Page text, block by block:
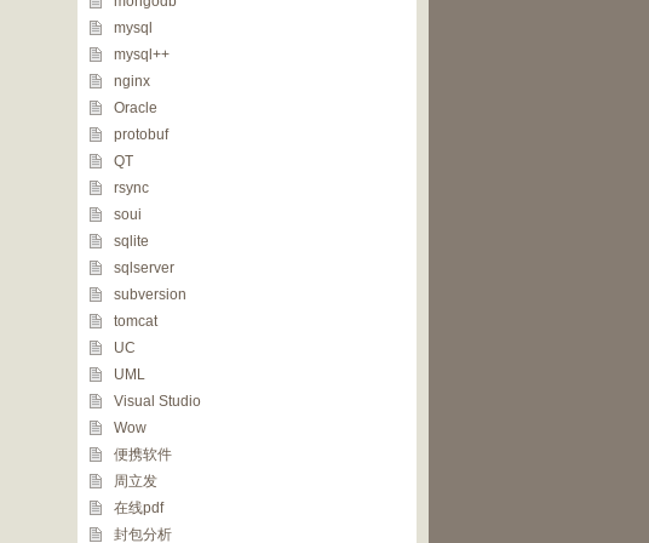
mysql
mysql++
nginx
Oracle
protobuf
QT
rsync
soui
sqlite
sqlserver
subversion
tomcat
UC
UML
Visual Studio
Wow
便携软件
周立发
在线pdf
封包分析